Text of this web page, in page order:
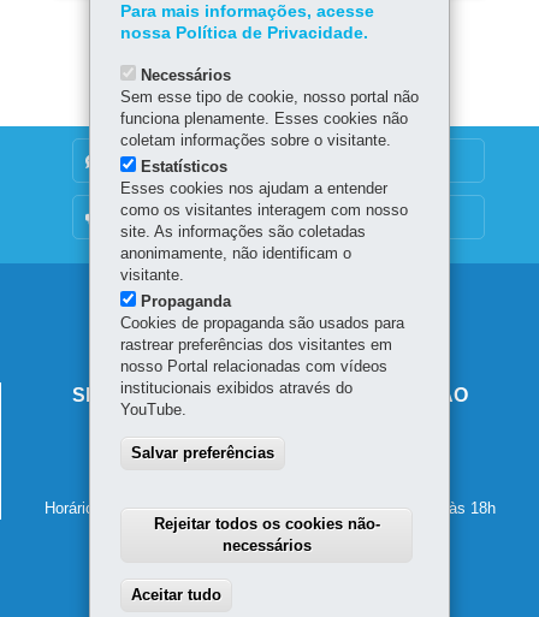
DENUNCIE CORRUPÇÃO
OUVIDORIA
Navegação
principal
SECRETARIA DE ESTADO DA EDUCAÇÃO
80610-011-Curitiba
Horário de atendimento: de segunda a sexta-feira, das 8h às 18h
Para mais informações, acesse
nossa Política de Privacidade.
Necessários
Sem esse tipo de cookie, nosso portal não
funciona plenamente. Esses cookies não
coletam informações sobre o visitante.
Estatísticos
Esses cookies nos ajudam a entender
como os visitantes interagem com nosso
site. As informações são coletadas
anonimamente, não identificam o
visitante.
Propaganda
Cookies de propaganda são usados para
rastrear preferências dos visitantes em
nosso Portal relacionadas com vídeos
institucionais exibidos através do
YouTube.
Salvar preferências
Rejeitar todos os cookies não-
necessários
Aceitar tudo